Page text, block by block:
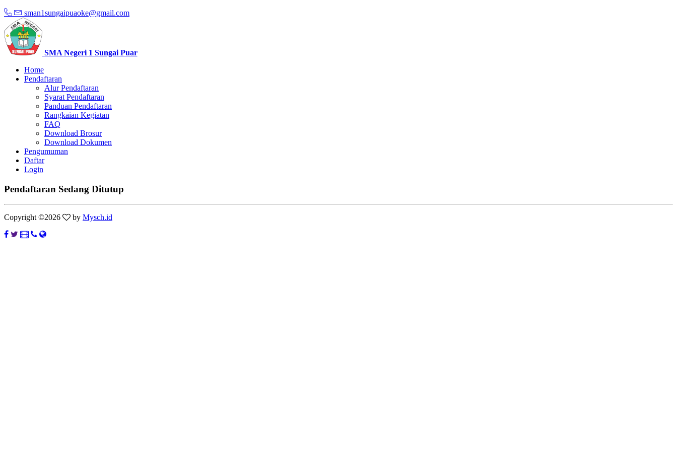
sman1sungaipuaoke@gmail.com
SMA Negeri 1 Sungai Puar
Home
Pendaftaran
Alur Pendaftaran
Syarat Pendaftaran
Panduan Pendaftaran
Rangkaian Kegiatan
FAQ
Download Brosur
Download Dokumen
Pengumuman
Daftar
Login
Pendaftaran Sedang Ditutup
Copyright ©2026 by Mysch.id